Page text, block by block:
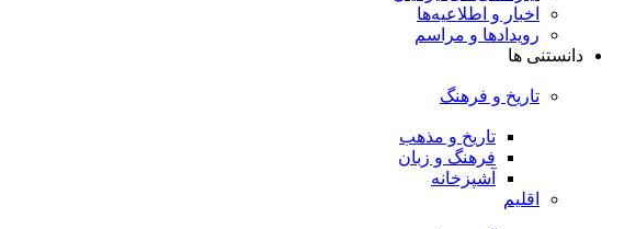
اخبار و اطلاعیه‌ها
رویداد‌ها و مراسم
دانستنی ها
تاریخ و فرهنگ
تاریخ و مذهب
فرهنگ و زبان
آشپزخانه
اقلیم